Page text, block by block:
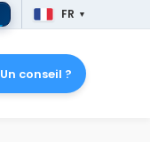
FR
FR ▼
Un conseil ?